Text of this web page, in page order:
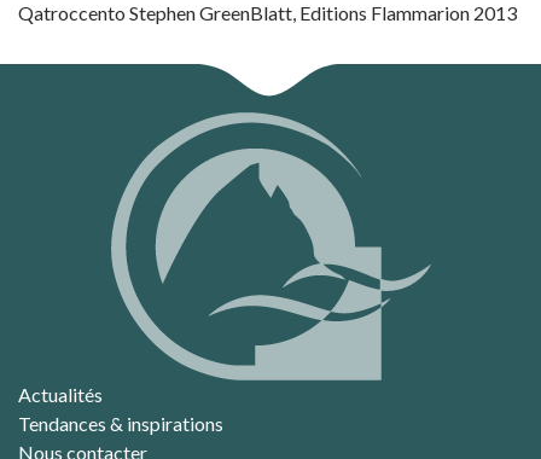
Qatroccento Stephen GreenBlatt, Editions Flammarion 2013
Actualités
Tendances & inspirations
Nous contacter